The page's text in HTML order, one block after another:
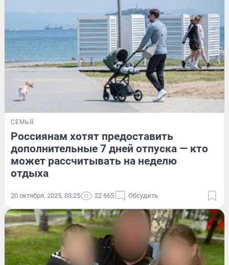
СЕМЬЯ
Россиянам хотят предоставить
дополнительные 7 дней отпуска — кто
может рассчитывать на неделю
отдыха
20 октября, 2025, 03:25 22 665 Обсудить